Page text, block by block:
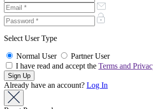
Select User Type
Normal User
Partner User
I have read and accept the Terms and
Already have an account? Log In